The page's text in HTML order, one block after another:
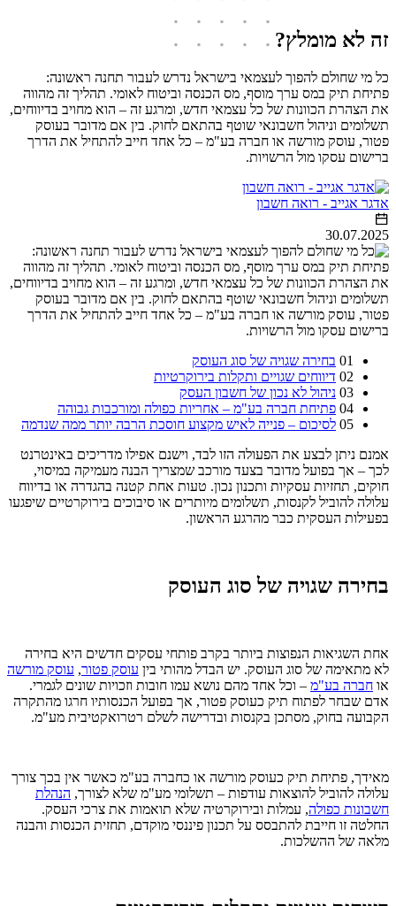
זה לא מומלץ?
כל מי שחולם להפוך לעצמאי בישראל נדרש לעבור תחנה ראשונה:
פתיחת תיק במס ערך מוסף, מס הכנסה וביטוח לאומי. תהליך זה מהווה
את הצהרת הכוונות של כל עצמאי חדש, ומרגע זה – הוא מחויב בדיווחים,
תשלומים וניהול חשבונאי שוטף בהתאם לחוק. בין אם מדובר בעוסק
פטור, עוסק מורשה או חברה בע"מ – כל אחד חייב להתחיל את הדרך
ברישום עסקו מול הרשויות.
אדגר אגייב - רואה חשבון
30.07.2025
01 בחירה שגויה של סוג העוסק
02 דיווחים שגויים ותקלות בירוקרטיות
03 ניהול לא נכון של חשבון העסק
04 פתיחת חברה בע"מ – אחריות כפולה ומורכבות גבוהה
05 לסיכום – פנייה לאיש מקצוע חוסכת הרבה יותר ממה שנדמה
אמנם ניתן לבצע את הפעולה הזו לבד, וישנם אפילו מדריכים באינטרנט
לכך – אך בפועל מדובר בצעד מורכב שמצריך הבנה מעמיקה במיסוי,
חוקים, תחזיות עסקיות ותכנון נכון. טעות אחת קטנה בהגדרה או בדיווח
עלולה להוביל לקנסות, תשלומים מיותרים או סיבוכים בירוקרטיים שיפגעו
בפעילות העסקית כבר מהרגע הראשון.
בחירה שגויה של סוג העוסק
אחת השגיאות הנפוצות ביותר בקרב פותחי עסקים חדשים היא בחירה
לא מתאימה של סוג העוסק. יש הבדל מהותי בין עוסק פטור, עוסק מורשה
או חברה בע"מ – וכל אחד מהם נושא עמו חובות וזכויות שונים לגמרי.
אדם שבחר לפתוח תיק כעוסק פטור, אך בפועל הכנסותיו חרגו מהתקרה
הקבועה בחוק, מסתכן בקנסות ובדרישה לשלם רטרואקטיבית מע"מ.
מאידך, פתיחת תיק כעוסק מורשה או כחברה בע"מ כאשר אין בכך צורך
עלולה להוביל להוצאות עודפות – תשלומי מע"מ שלא לצורך, הנהלת
חשבונות כפולה, עמלות ובירוקרטיה שלא תואמות את צרכי העסק.
החלטה זו חייבת להתבסס על תכנון פיננסי מוקדם, תחזית הכנסות והבנה
מלאה של ההשלכות.